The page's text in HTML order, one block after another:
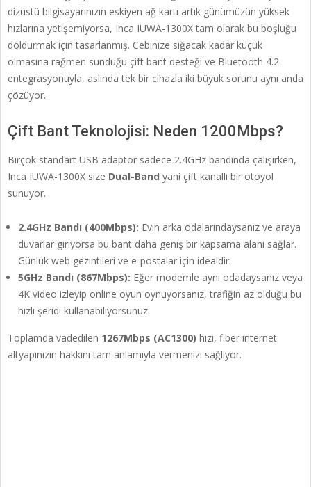
dizüstü bilgisayarınızın eskiyen ağ kartı artık günümüzün yüksek
hızlarına yetişemiyorsa, Inca IUWA-1300X tam olarak bu boşluğu
doldurmak için tasarlanmış. Cebinize sığacak kadar küçük
olmasına rağmen sunduğu çift bant desteği ve Bluetooth 4.2
entegrasyonuyla, aslında tek bir cihazla iki büyük sorunu aynı anda
çözüyor.
Çift Bant Teknolojisi: Neden 1200Mbps?
Birçok standart USB adaptör sadece 2.4GHz bandında çalışırken,
Inca IUWA-1300X size Dual-Band yani çift kanallı bir otoyol
sunuyor.
2.4GHz Bandı (400Mbps): Evin arka odalarındaysanız ve araya
duvarlar giriyorsa bu bant daha geniş bir kapsama alanı sağlar.
Günlük web gezintileri ve e-postalar için idealdir.
5GHz Bandı (867Mbps): Eğer modemle aynı odadaysanız veya
4K video izleyip online oyun oynuyorsanız, trafiğin az olduğu bu
hızlı şeridi kullanabiliyorsunuz.
Toplamda vadedilen 1267Mbps (AC1300) hızı, fiber internet
altyapınızın hakkını tam anlamıyla vermenizi sağlıyor.